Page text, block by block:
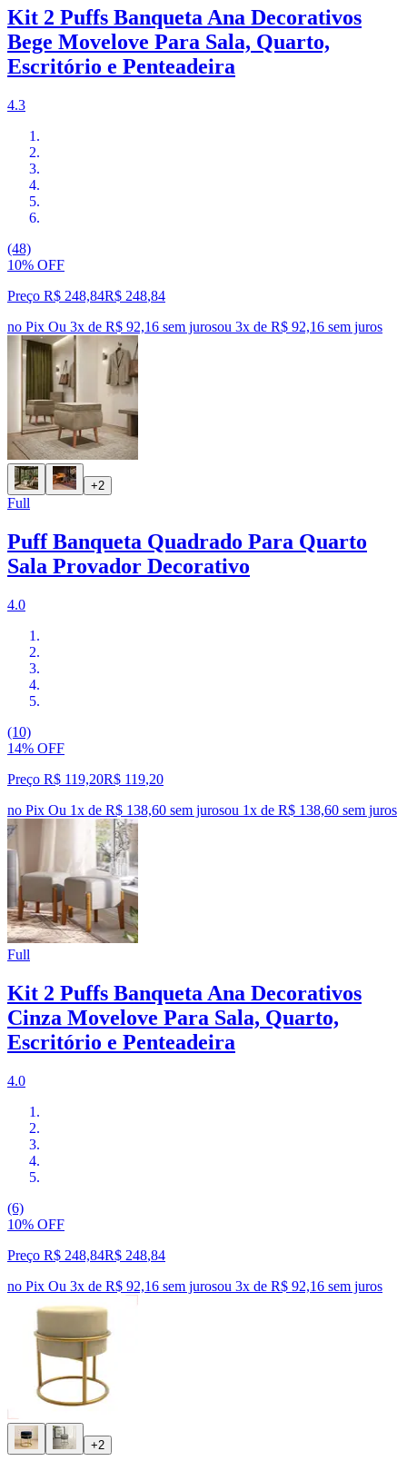
Kit 2 Puffs Banqueta Ana Decorativos
Bege Movelove Para Sala, Quarto,
Escritório e Penteadeira
4.3
(48)
10% OFF
Preço R$ 248,84R$ 248,84
no Pix Ou 3x de R$ 92,16 sem jurosou 3x de R$ 92,16 sem juros
+2
Full
Puff Banqueta Quadrado Para Quarto
Sala Provador Decorativo
4.0
(10)
14% OFF
Preço R$ 119,20R$ 119,20
no Pix Ou 1x de R$ 138,60 sem jurosou 1x de R$ 138,60 sem juros
Full
Kit 2 Puffs Banqueta Ana Decorativos
Cinza Movelove Para Sala, Quarto,
Escritório e Penteadeira
4.0
(6)
10% OFF
Preço R$ 248,84R$ 248,84
no Pix Ou 3x de R$ 92,16 sem jurosou 3x de R$ 92,16 sem juros
+2